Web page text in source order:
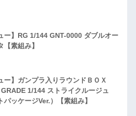
ー】RG 1/144 GNT-0000 ダブルオー
【素組み】
ー】ガンプラ入りラウンドＢＯＸ
GRADE 1/144 ストライクルージュ
パッケージVer.）【素組み】